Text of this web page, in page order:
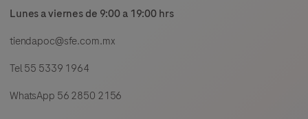
Lunes a viernes de 9:00 a 19:00 hrs
tiendapoc@sfe.com.mx
Tel 55 5339 1964
WhatsApp 56 2850 2156